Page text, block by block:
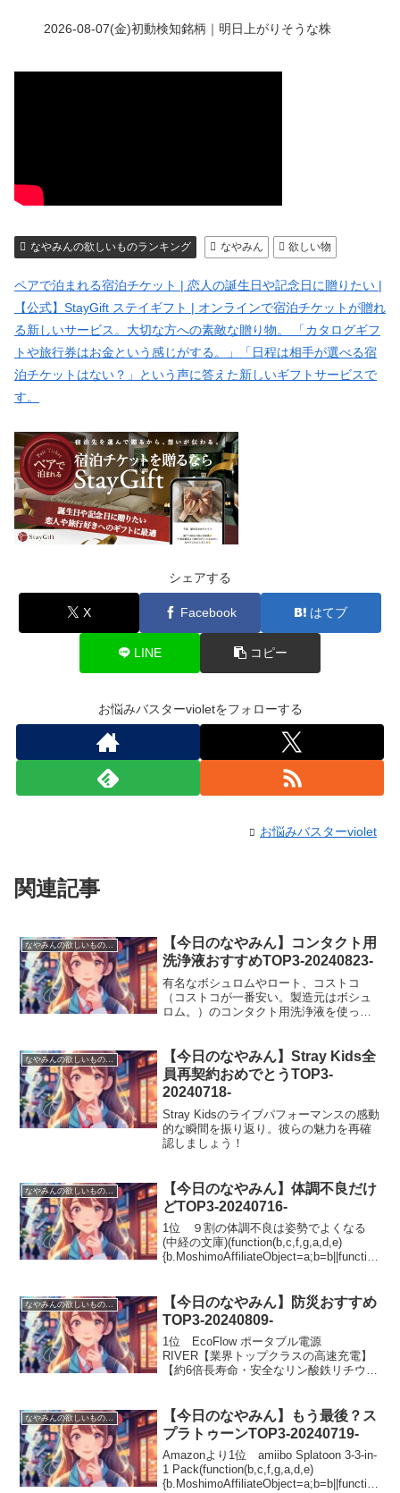
2026-08-07(金)初動検知銘柄｜明日上がりそうな株
なやみんの欲しいものランキング なやみん 欲しい物
ペアで泊まれる宿泊チケット | 恋人の誕生日や記念日に贈りたい |
【公式】StayGift ステイギフト | オンラインで宿泊チケットが贈れ
る新しいサービス。大切な方への素敵な贈り物。 「カタログギフ
トや旅行券はお金という感じがする。」「日程は相手が選べる宿
泊チケットはない？」という声に答えた新しいギフトサービスで
す。
シェアする
X Facebook はてブ
LINE コピー
お悩みバスターvioletをフォローする
お悩みバスターviolet
関連記事
なやみんの欲しいものランキング
【今日のなやみん】コンタクト用
洗浄液おすすめTOP3-20240823-
有名なボシュロムやロート、コストコ
（コストコが一番安い。製造元はボシュ
ロム。）のコンタクト用洗浄液を使って
るというか。。。とても違和感がありま
した。それしかないと思って...
【今日のなやみん】Stray Kids全
員再契約おめでとうTOP3-
20240718-
Stray Kidsのライブパフォーマンスの感動
的な瞬間を振り返り。彼らの魅力を再確
認しましょう！
【今日のなやみん】体調不良だけ
どTOP3-20240716-
1位 ９割の体調不良は姿勢でよくなる
(中経の文庫)(function(b,c,f,g,a,d,e)
{b.MoshimoAffiliateObject=a;b=b||function
【今日のなやみん】防災おすすめ
TOP3-20240809-
1位 EcoFlow ポータブル電源
RIVER【業界トップクラスの高速充電】
【約6倍長寿命・安全なリン酸鉄リチウム
(function(b,c,f,g,a,d,e){b.Moshimo...
【今日のなやみん】もう最後？ス
プラトゥーンTOP3-20240719-
Amazonより1位 amiibo Splatoon 3-3-in-
1 Pack(function(b,c,f,g,a,d,e)
{b.MoshimoAffiliateObject=a;b=b||function